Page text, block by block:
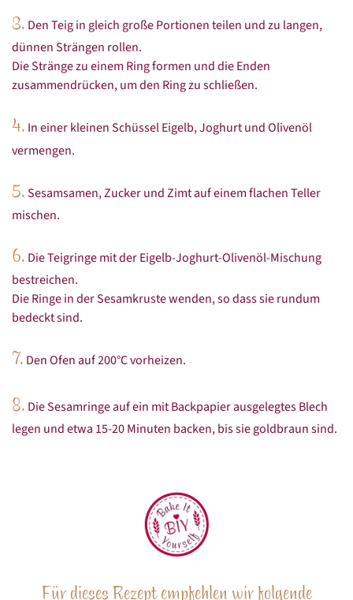
3. Den Teig in gleich große Portionen teilen und zu langen,
dünnen Strängen rollen.
Die Stränge zu einem Ring formen und die Enden
zusammendrücken, um den Ring zu schließen.
4. In einer kleinen Schüssel Eigelb, Joghurt und Olivenöl
vermengen.
5.Sesamsamen, Zucker und Zimt auf einem flachen Teller
mischen.
6. Die Teigringe mit der Eigelb-Joghurt-Olivenöl-Mischung
bestreichen.
Die Ringe in der Sesamkruste wenden, so dass sie rundum
bedeckt sind.
7. Den Ofen auf 200°C vorheizen.
8. Die Sesamringe auf ein mit Backpapier ausgelegtes Blech
legen und etwa 15-20 Minuten backen, bis sie goldbraun sind.
Für dieses Rezept empfehlen wir folgende